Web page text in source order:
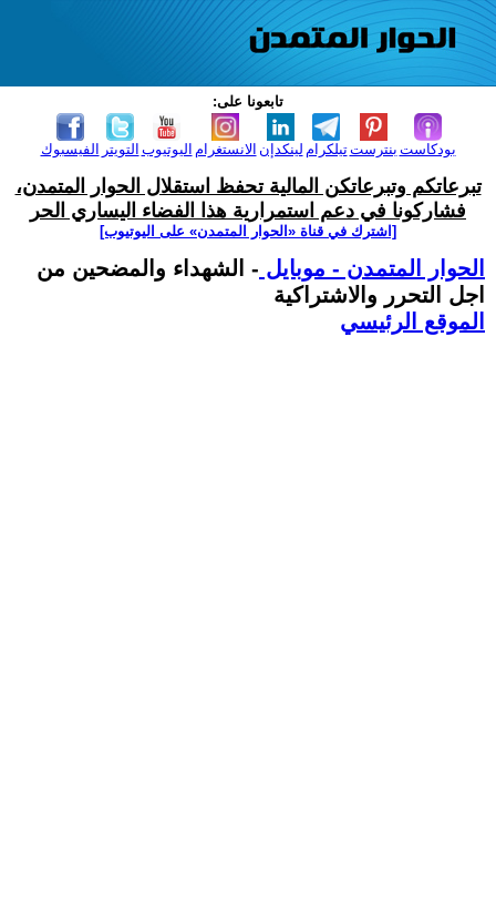
تابعونا على:
الفيسبوك التويتر اليوتيوب الانستغرام لينكدإن تيلكرامبنترست بودكاست
تبرعاتكم وتبرعاتكن المالية تحفظ استقلال الحوار المتمدن،
فشاركونا في دعم استمرارية هذا الفضاء اليساري الحر
[اشترك في قناة ‫«الحوار المتمدن» على اليوتيوب]
الحوار المتمدن - موبايل - الشهداء والمضحين من
اجل التحرر والاشتراكية
الموقع الرئيسي